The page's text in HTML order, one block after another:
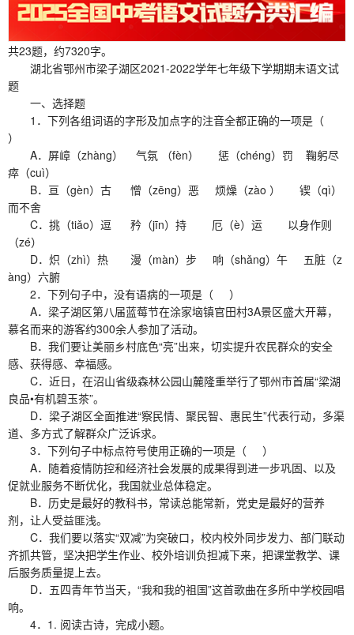
共23题，约7320字。
湖北省鄂州市梁子湖区2021-2022学年七年级下学期期末语文试
题
一、选择题
1．下列各组词语的字形及加点字的注音全都正确的一项是（
）
A．屏嶂（zhàng） 气氛 （fèn） 惩（chéng）罚 鞠躬尽
瘁（cuì）
B．亘（gèn）古 憎（zēng）恶 烦燥（zào ） 锲（qì）
而不舍
C．挑（tiǎo）逗 矜（jīn）持 厄（è）运 以身作则
（zé）
D．炽（zhì）热 漫（màn）步 响（shǎng）午 五脏（z
àng）六腑
2．下列句子中，没有语病的一项是（ ）
A．梁子湖区第八届蓝莓节在涂家垴镇官田村3A景区盛大开幕，
慕名而来的游客约300余人参加了活动。
B．我们要让美丽乡村底色“亮”出来，切实提升农民群众的安全
感、获得感、幸福感。
C．近日，在沼山省级森林公园山麓隆重举行了鄂州市首届“梁湖
良品•有机碧玉茶”。
D．梁子湖区全面推进“察民情、聚民智、惠民生”代表行动，多渠
道、多方式了解群众广泛诉求。
3．下列句子中标点符号使用正确的一项是（ ）
A．随着疫情防控和经济社会发展的成果得到进一步巩固、以及
促就业服务不断优化，我国就业总体稳定。
B．历史是最好的教科书，常读总能常新，党史是最好的营养
剂，让人受益匪浅。
C．我们要以落实“双减”为突破口，校内校外同步发力、部门联动
齐抓共管，坚决把学生作业、校外培训负担减下来，把课堂教学、课
后服务质量提上去。
D．五四青年节当天，“我和我的祖国”这首歌曲在多所中学校园唱
响。
4．1. 阅读古诗，完成小题。